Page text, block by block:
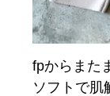
fpからまた
ソフトで肌